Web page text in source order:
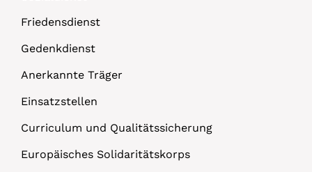
Friedensdienst
Gedenkdienst
Anerkannte Träger
Einsatzstellen
Curriculum und Qualitätssicherung
Europäisches Solidaritätskorps